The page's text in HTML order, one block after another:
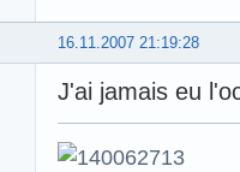
16.11.2007 21:19:28
J'ai jamais eu